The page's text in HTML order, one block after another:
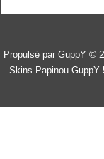
Propulsé par GuppY ©
Skins Papinou GuppY